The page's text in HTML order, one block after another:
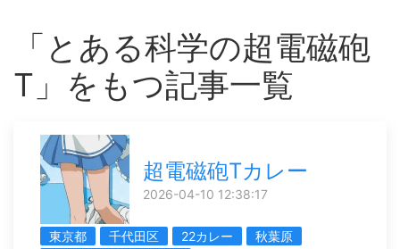
「とある科学の超電磁砲
T」をもつ記事一覧
超電磁砲Tカレー
2026-04-10 12:38:17
東京都 千代田区 22カレー
秋葉原